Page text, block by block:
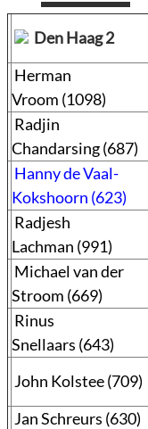
Den Haag 2
Herman
Vroom (1098)
Radjin
Chandarsing (687)
Hanny de Vaal-
Kokshoorn (623)
Radjesh
Lachman (991)
Michael van der
Stroom (669)
Rinus
Snellaars (643)
John Kolstee (709)
Jan Schreurs (630)